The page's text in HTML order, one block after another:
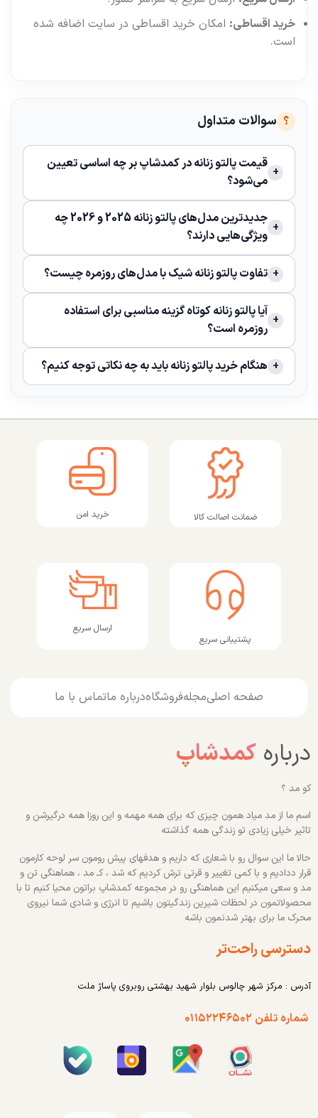
خرید اقساطی:امکان خرید اقساطی در سایت اضافه شده
است.
سوالات متداول
قیمت پالتو زنانه در کمدشاپ بر چه اساسی تعیین
می‌شود؟
جدیدترین مدل‌های پالتو زنانه 2025 و 2026 چه
ویژگی‌هایی دارند؟
تفاوت پالتو زنانه شیک با مدل‌های روزمره چیست؟
آیا پالتو زنانه کوتاه گزینه مناسبی برای استفاده
روزمره است؟
هنگام خرید پالتو زنانه باید به چه نکاتی توجه کنیم؟
ضمانت اصالت کالا خرید امن
پشتیبانی سریع
ارسال سریع
صفحه اصلیمجلهفروشگاهدرباره ماتماس با ما
درباره کمدشاپ
کو مد ؟
اسم ما از مد میاد همون چیزی که برای همه مهمه و این روزا همه درگیرشن و
تاثیر خیلی زیادی تو زندگی همه گذاشته
حالا ما این سوال رو با شعاری که داریم و هدفهای پیش رومون سر لوحه کارمون
قرار ددادیم و با کمی تغییر و قرتی ترش کردیم که شد ، کـ مد ، هماهنگی تن و
مد و سعی میکنیم این هماهنگی رو در مجموعه کمدشاپ براتون محیا کنیم تا با
محصولاتمون در لحظات شیرین زندگیتون باشیم تا انرژی و شادی شما نیروی
محرک ما برای بهتر شدنمون باشه
دسترسی راحت‌تر
آدرس : مرکز شهر چالوس بلوار شهید بهشتی روبروی پاساژ ملت
شماره تلفن ۰۱۱۵۲۲۴۶۵۰۲